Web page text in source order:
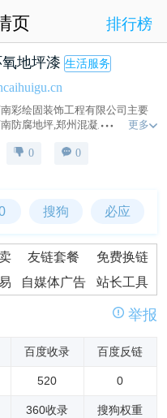
页 排行榜
地坪漆 生活服务
彩绘固装饰工程有限公司主要
防腐地坪,郑州混凝土硬化剂,河
地坪,郑州地板漆材料等，致力于
更多
0 0
搜狗 必应
友链套餐
免费换链
自媒体广告 站长工具
举报
百度收录 百度反链
520 0
360收录 搜狗权重